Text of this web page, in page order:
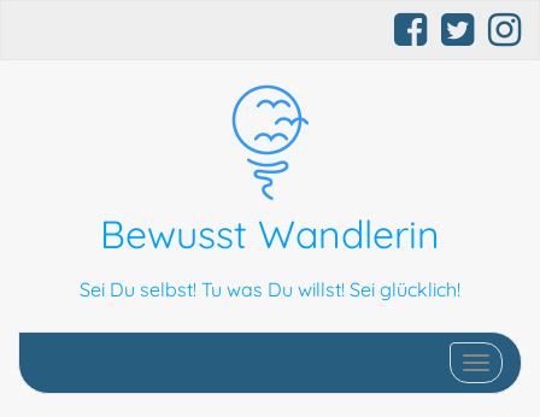
Bewusst Wandlerin
Sei Du selbst! Tu was Du willst! Sei glücklich!
Schalte